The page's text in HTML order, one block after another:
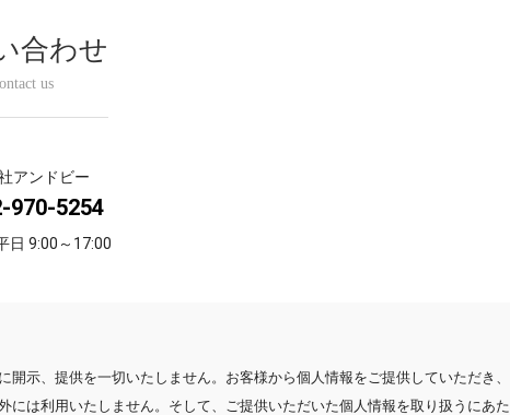
合わせ
us
アンドビー
970-5254
日 9:00～17:00
示、提供を一切いたしません。お客様から個人情報をご提供していただき、
は利用いたしません。そして、ご提供いただいた個人情報を取り扱うにあた